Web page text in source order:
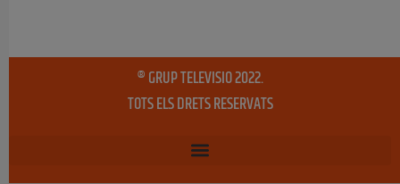
® GRUP TELEVISIO 2022.
TOTS ELS DRETS RESERVATS